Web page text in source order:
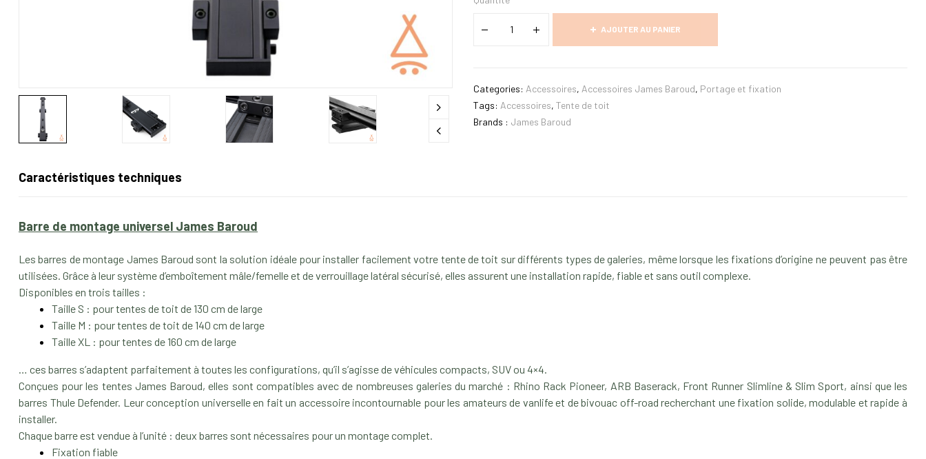
AJOUTER AU PANIER
Categories: Accessoires, Accessoires James Baroud, Portage et fixation
Tags: Accessoires, Tente de toit
Brands : James Baroud
Caractéristiques techniques
Barre de montage universel James Baroud
Les barres de montage James Baroud sont la solution idéale pour installer facilement votre tente de toit sur différents types de galeries, même lorsque les fixations d’origine ne peuvent pas être
utilisées. Grâce à leur système d’emboîtement mâle/femelle et de verrouillage latéral sécurisé, elles assurent une installation rapide, fiable et sans outil complexe.
Disponibles en trois tailles :
Taille S : pour tentes de toit de 130 cm de large
Taille M : pour tentes de toit de 140 cm de large
Taille XL : pour tentes de 160 cm de large
… ces barres s’adaptent parfaitement à toutes les configurations, qu’il s’agisse de véhicules compacts, SUV ou 4×4.
Conçues pour les tentes James Baroud, elles sont compatibles avec de nombreuses galeries du marché : Rhino Rack Pioneer, ARB Baserack, Front Runner Slimline & Slim Sport, ainsi que les
barres Thule Defender. Leur conception universelle en fait un accessoire incontournable pour les amateurs de vanlife et de bivouac off-road recherchant une fixation solide, modulable et rapide à
installer.
Chaque barre est vendue à l’unité : deux barres sont nécessaires pour un montage complet.
Fixation fiable